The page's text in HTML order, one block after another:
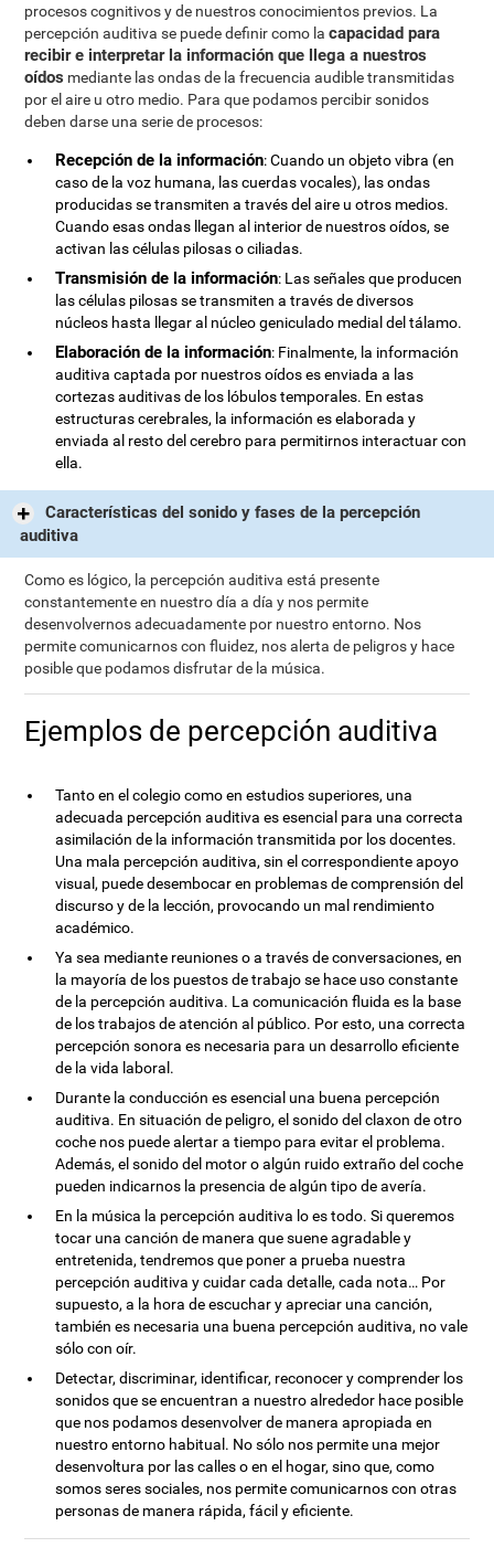
procesos cognitivos y de nuestros conocimientos previos. La
percepción auditiva se puede definir como lacapacidad para
recibir e interpretar la información que llega a nuestros
oídos mediante las ondas de la frecuencia audible transmitidas
por el aire u otro medio. Para que podamos percibir sonidos
deben darse una serie de procesos:
Recepción de la información: Cuando un objeto vibra (en
caso de la voz humana, las cuerdas vocales), las ondas
producidas se transmiten a través del aire u otros medios.
Cuando esas ondas llegan al interior de nuestros oídos, se
activan las células pilosas o ciliadas.
Transmisión de la información: Las señales que producen
las células pilosas se transmiten a través de diversos
núcleos hasta llegar al núcleo geniculado medial del tálamo.
Elaboración de la información: Finalmente, la información
auditiva captada por nuestros oídos es enviada a las
cortezas auditivas de los lóbulos temporales. En estas
estructuras cerebrales, la información es elaborada y
enviada al resto del cerebro para permitirnos interactuar con
ella.
Características del sonido y fases de la percepción
auditiva
Como es lógico, la percepción auditiva está presente
constantemente en nuestro día a día y nos permite
desenvolvernos adecuadamente por nuestro entorno. Nos
permite comunicarnos con fluidez, nos alerta de peligros y hace
posible que podamos disfrutar de la música.
Ejemplos de percepción auditiva
Tanto en el colegio como en estudios superiores, una
adecuada percepción auditiva es esencial para una correcta
asimilación de la información transmitida por los docentes.
Una mala percepción auditiva, sin el correspondiente apoyo
visual, puede desembocar en problemas de comprensión del
discurso y de la lección, provocando un mal rendimiento
académico.
Ya sea mediante reuniones o a través de conversaciones, en
la mayoría de los puestos de trabajo se hace uso constante
de la percepción auditiva. La comunicación fluida es la base
de los trabajos de atención al público. Por esto, una correcta
percepción sonora es necesaria para un desarrollo eficiente
de la vida laboral.
Durante la conducción es esencial una buena percepción
auditiva. En situación de peligro, el sonido del claxon de otro
coche nos puede alertar a tiempo para evitar el problema.
Además, el sonido del motor o algún ruido extraño del coche
pueden indicarnos la presencia de algún tipo de avería.
En la música la percepción auditiva lo es todo. Si queremos
tocar una canción de manera que suene agradable y
entretenida, tendremos que poner a prueba nuestra
percepción auditiva y cuidar cada detalle, cada nota… Por
supuesto, a la hora de escuchar y apreciar una canción,
también es necesaria una buena percepción auditiva, no vale
sólo con oír.
Detectar, discriminar, identificar, reconocer y comprender los
sonidos que se encuentran a nuestro alrededor hace posible
que nos podamos desenvolver de manera apropiada en
nuestro entorno habitual. No sólo nos permite una mejor
desenvoltura por las calles o en el hogar, sino que, como
somos seres sociales, nos permite comunicarnos con otras
personas de manera rápida, fácil y eficiente.